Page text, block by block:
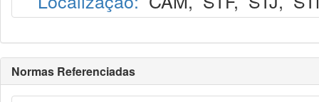
Normas Referenciadas